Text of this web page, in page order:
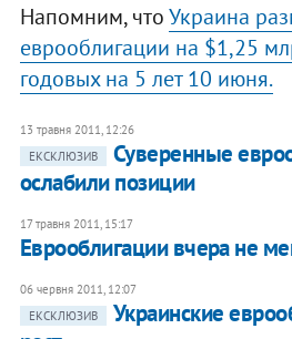
Напомним, чтоУкраина
еврооблигации на $1,25
годовых на 5 лет 10 июня.
13 травня 2011, 12:26
ЕКСКЛЮЗИВ
Суверенные
ослабили позиции
17 травня 2011, 15:17
​Еврооблигации вчера не
06 червня 2011, 12:07
ЕКСКЛЮЗИВ
​Украинские